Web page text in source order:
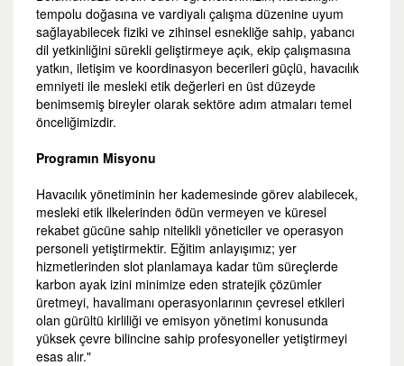
tempolu doğasına ve vardiyalı çalışma düzenine uyum
sağlayabilecek fiziki ve zihinsel esnekliğe sahip, yabancı
dil yetkinliğini sürekli geliştirmeye açık, ekip çalışmasına
yatkın, iletişim ve koordinasyon becerileri güçlü, havacılık
emniyeti ile mesleki etik değerleri en üst düzeyde
benimsemiş bireyler olarak sektöre adım atmaları temel
önceliğimizdir.
Programın Misyonu
Havacılık yönetiminin her kademesinde görev alabilecek,
mesleki etik ilkelerinden ödün vermeyen ve küresel
rekabet gücüne sahip nitelikli yöneticiler ve operasyon
personeli yetiştirmektir. Eğitim anlayışımız; yer
hizmetlerinden slot planlamaya kadar tüm süreçlerde
karbon ayak izini minimize eden stratejik çözümler
üretmeyi, havalimanı operasyonlarının çevresel etkileri
olan gürültü kirliliği ve emisyon yönetimi konusunda
yüksek çevre bilincine sahip profesyoneller yetiştirmeyi
esas alır."